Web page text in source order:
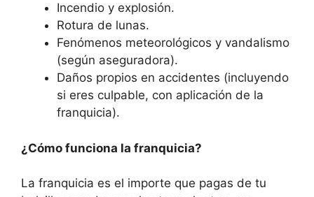
Incendio y explosión.
Rotura de lunas.
Fenómenos meteorológicos y vandalismo
(según aseguradora).
Daños propios en accidentes (incluyendo
si eres culpable, con aplicación de la
franquicia).
¿Cómo funciona la franquicia?
La franquicia es el importe que pagas de tu